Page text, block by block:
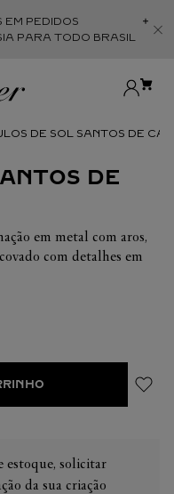
EM PEDIDOS
PARA TODO BRASIL
DE SOL SANTOS DE
DE
em metal com aros,
com detalhes em
140 mm.
estoque, solicitar
da sua criação